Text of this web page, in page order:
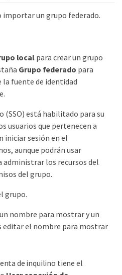
importar un grupo federado.
local para crear un grupo
Grupo federado para
fuente de identidad
(SSO) está habilitado para su
usuarios que pertenecen a
iniciar sesión en el
aunque podrán usar
los recursos del
del grupo.
grupo.
nombre para mostrar y un
editar el nombre para mostrar
de inquilino tiene el